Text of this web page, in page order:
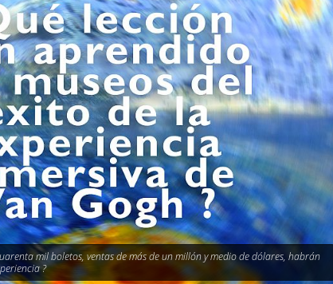
mil boletos, ventas de más de un millón y medio de dólares, habrán
?